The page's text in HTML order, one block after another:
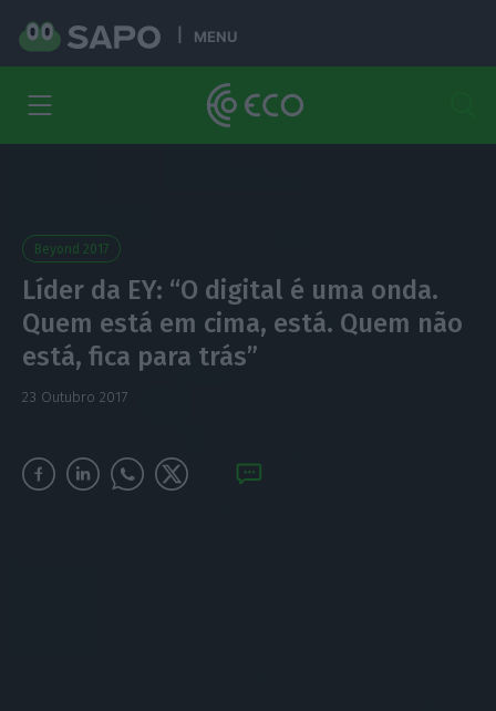
MENU
Beyond 2017
Líder da EY: “O digital é uma onda.
Quem está em cima, está. Quem não
está, fica para trás”
23 Outubro 2017